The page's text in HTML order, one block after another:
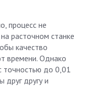
процесс не
расточном станке
качество
времени. Однако
точностью до 0,01
друг другу и